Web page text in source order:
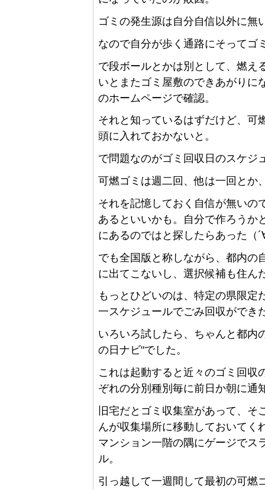
ゴミの発生源は自分自信以外に無
なので自分が歩く通路にそってゴ
で段ボールとかは別として、燃え
いとまたゴミ屋敷のできあがりに
のホームページで確認。
それと知っているはずだけど、可
頭に入れておかないと。
で問題なのがゴミ回収日のスケジ
可燃ゴミは週二回、他は一回とか
それを記憶しておく自信が無いの
あるといいかも。自分で作ろうか
にあるのではと探したらあった
でも全国版と称しながら、都内の
に出てこないし、選択候補も住ん
もっとひどいのは、特定の県限定
一スケジュールでごみ回収ができ
いろいろ試したら、ちゃんと都内
の日ナビ"でした。
これは起動すると近々のゴミ回収
ぞれの分別種別毎に前日か朝に通
旧宅だとゴミ収集室があって、
んが収集場所に移動しておいてく
マンション一階の隅にゲージでス
ル。
引っ越して一週間して最初の可燃